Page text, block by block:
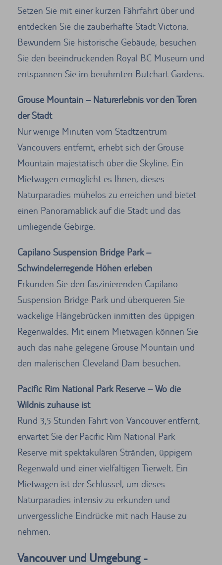
Setzen Sie mit einer kurzen Fährfahrt über und
entdecken Sie die zauberhafte Stadt Victoria.
Bewundern Sie historische Gebäude, besuchen
Sie den beeindruckenden Royal BC Museum und
entspannen Sie im berühmten Butchart Gardens.
Grouse Mountain – Naturerlebnis vor den Toren
der Stadt
Nur wenige Minuten vom Stadtzentrum
Vancouvers entfernt, erhebt sich der Grouse
Mountain majestätisch über die Skyline. Ein
Mietwagen ermöglicht es Ihnen, dieses
Naturparadies mühelos zu erreichen und bietet
einen Panoramablick auf die Stadt und das
umliegende Gebirge.
Capilano Suspension Bridge Park –
Schwindelerregende Höhen erleben
Erkunden Sie den faszinierenden Capilano
Suspension Bridge Park und überqueren Sie
wackelige Hängebrücken inmitten des üppigen
Regenwaldes. Mit einem Mietwagen können Sie
auch das nahe gelegene Grouse Mountain und
den malerischen Cleveland Dam besuchen.
Pacific Rim National Park Reserve – Wo die
Wildnis zuhause ist
Rund 3,5 Stunden Fahrt von Vancouver entfernt,
erwartet Sie der Pacific Rim National Park
Reserve mit spektakulären Stränden, üppigem
Regenwald und einer vielfältigen Tierwelt. Ein
Mietwagen ist der Schlüssel, um dieses
Naturparadies intensiv zu erkunden und
unvergessliche Eindrücke mit nach Hause zu
nehmen.
Vancouver und Umgebung -